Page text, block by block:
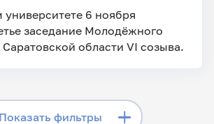
6 ноября
заседание Молодёжного
Саратовской области VI созыва.
Показать фильтры
Скрыть фильтры